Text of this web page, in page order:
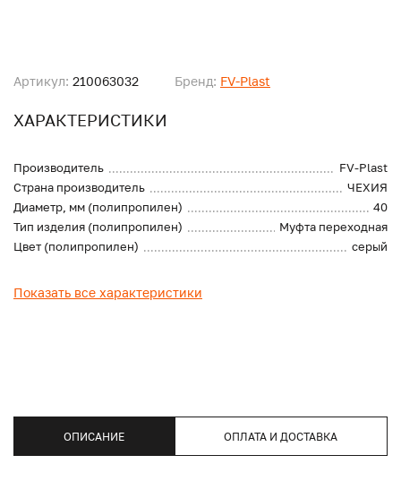
Артикул: 210063032 Бренд: FV-Plast
ХАРАКТЕРИСТИКИ
Производитель
FV-Plast
Страна производитель
ЧЕХИЯ
Диаметр, мм (полипропилен)
40
Тип изделия (полипропилен)
Муфта переходная
Цвет (полипропилен)
серый
Показать все характеристики
ОПИСАНИЕ ОПЛАТА И ДОСТАВКА